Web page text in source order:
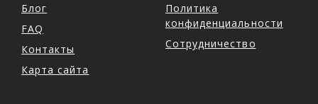
Блог
FAQ
Контакты
Карта сайта
Политика
конфиденциальности
Сотрудничество